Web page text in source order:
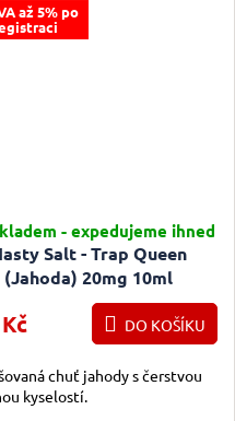
až 5% po
Salt - Trap Queen
(Jahoda) 20mg 10ml
- expedujeme ihned
DO KOŠÍKU
chuť jahody s čerstvou
kyselostí.